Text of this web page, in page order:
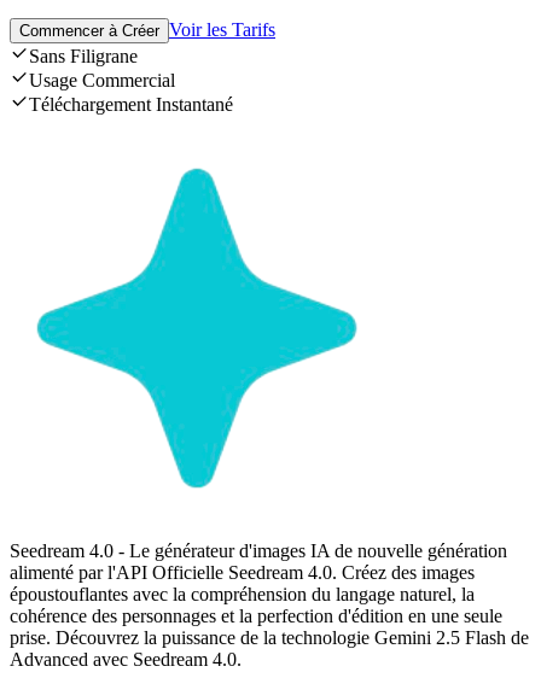
Commencer à Créer Voir les Tarifs
Sans Filigrane
Usage Commercial
Téléchargement Instantané
Seedream 4.0 - Le générateur d'images IA de nouvelle génération
alimenté par l'API Officielle Seedream 4.0. Créez des images
époustouflantes avec la compréhension du langage naturel, la
cohérence des personnages et la perfection d'édition en une seule
prise. Découvrez la puissance de la technologie Gemini 2.5 Flash de
Advanced avec Seedream 4.0.